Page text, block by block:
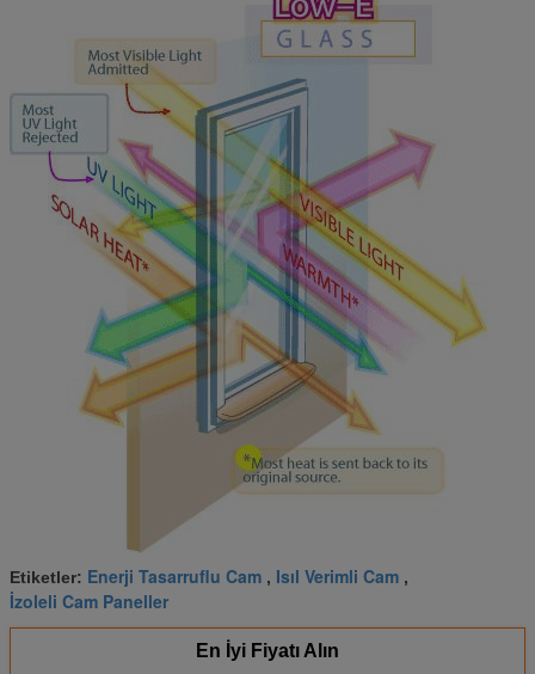
Etiketler: Enerji Tasarruflu Cam , Isıl Verimli Cam ,
İzoleli Cam Paneller
En İyi Fiyatı Alın